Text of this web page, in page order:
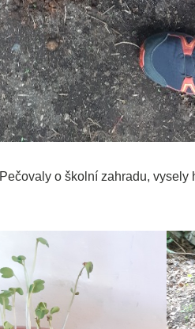
o školní zahradu,